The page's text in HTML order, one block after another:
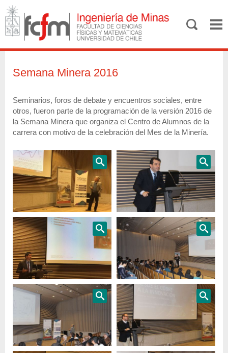
Semana Minera 2016
Seminarios, foros de debate y encuentros sociales, entre
otros, fueron parte de la programación de la versión 2016 de
la Semana Minera que organiza el Centro de Alumnos de la
carrera con motivo de la celebración del Mes de la Minería.